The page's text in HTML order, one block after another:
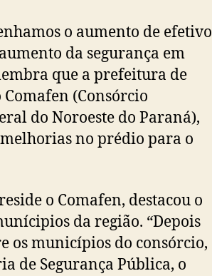
o aumento de efetivo
da segurança em
que a prefeitura de
(Consórcio
do Noroeste do Paraná),
no prédio para o
o Comafen, destacou o
da região. “Depois
os municípios do consórcio,
de Segurança Pública, o